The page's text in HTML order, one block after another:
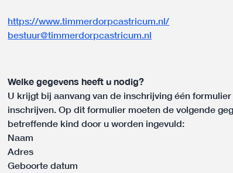
https://www.timmerdorpcastricum.nl/
bestuur@timmerdorpcastricum.nl
Welke gegevens heeft u nodig?
U krijgt bij aanvang van de inschrijving één
inschrijven. Op dit formulier moeten de volgende
betreffende kind door u worden ingevuld:
Naam
Adres
Geboorte datum